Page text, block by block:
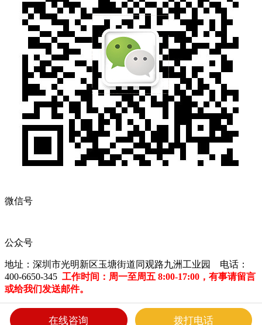
微信号
公众号
地址：深圳市光明新区玉塘街道同观路九洲工业园 电话：
400-6650-345 工作时间：周一至周五 8:00-17:00，有事请留言
或给我们发送邮件。
深圳市长园特发科技有限公司 版权所有粤ICP备15008303号
Powered by szweb| Designed by smarta
在线咨询 拨打电话